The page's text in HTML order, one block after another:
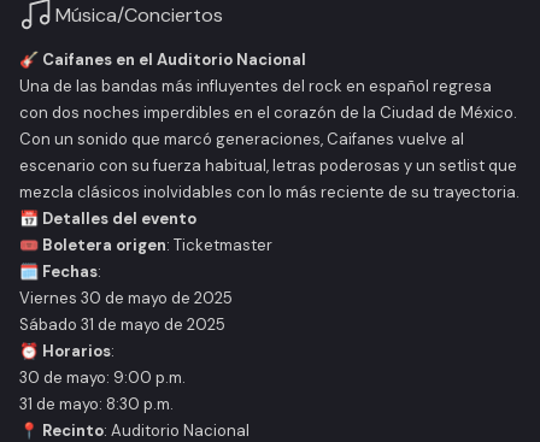
Música/Conciertos
🎸 Caifanes en el Auditorio Nacional
Una de las bandas más influyentes del rock en español regresa
con dos noches imperdibles en el corazón de la Ciudad de México.
Con un sonido que marcó generaciones, Caifanes vuelve al
escenario con su fuerza habitual, letras poderosas y un setlist que
mezcla clásicos inolvidables con lo más reciente de su trayectoria.
📅 Detalles del evento
🎟️ Boletera origen: Ticketmaster
🗓️ Fechas:
Viernes 30 de mayo de 2025
Sábado 31 de mayo de 2025
⏰ Horarios:
30 de mayo: 9:00 p.m.
31 de mayo: 8:30 p.m.
📍 Recinto: Auditorio Nacional